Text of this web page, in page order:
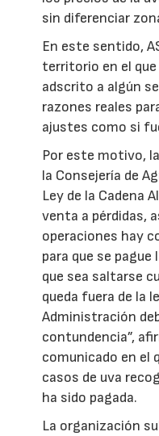
sin diferenciar
En este sentido,
territorio en el
adscrito a algún
razones reales
ajustes como si
Por este motivo,
la Consejería de
Ley de la Cadena
venta a pérdidas,
operaciones hay
para que se
que sea saltarse
queda fuera de la
Administración
contundencia”,
comunicado en el
casos de uva
ha sido pagada.
La organización